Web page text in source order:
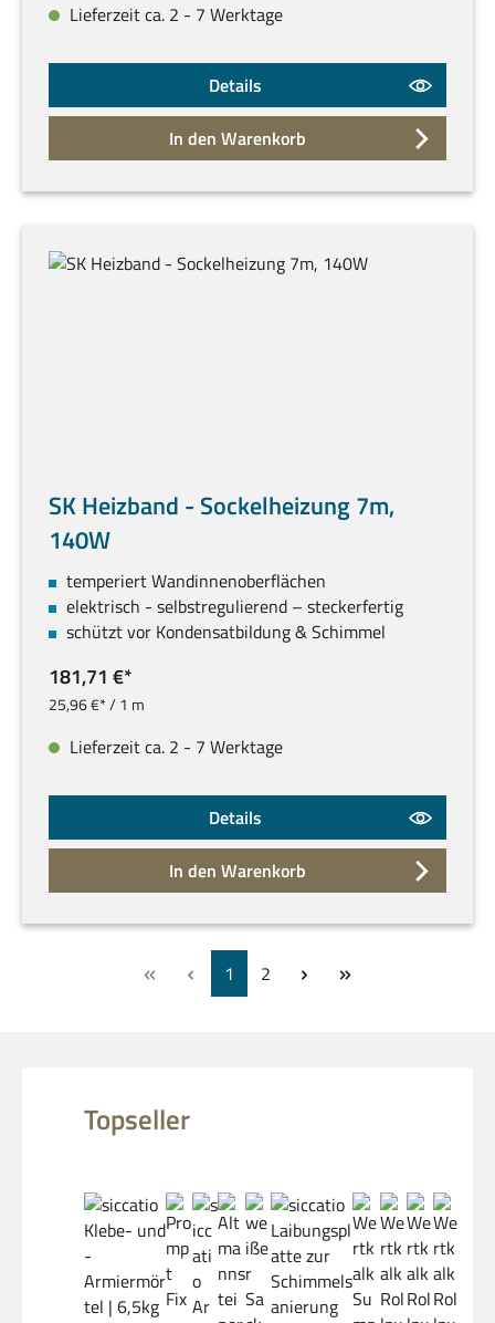
Lieferzeit ca. 2 - 7 Werktage
Details
In den Warenkorb
SK Heizband - Sockelheizung 7m,
140W
temperiert Wandinnenoberflächen
elektrisch - selbstregulierend – steckerfertig
schützt vor Kondensatbildung & Schimmel
181,71 €*
25,96 €* / 1 m
Lieferzeit ca. 2 - 7 Werktage
Details
In den Warenkorb
Seite
1 Seite
2
Produktgalerie überspringen
Topseller